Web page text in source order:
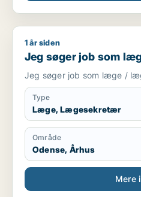
Jeg søger job som læge /
1 år siden
Jeg søger job som
Jeg søger job som læge /
Type
Læge, Lægesekretær
Område
Odense, Århus
Mere